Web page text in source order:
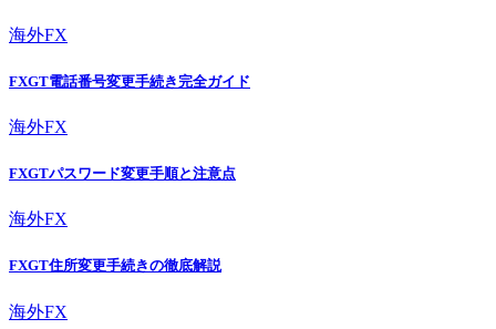
海外FX
FXGT電話番号変更手続き完全ガイド
海外FX
FXGTパスワード変更手順と注意点
海外FX
FXGT住所変更手続きの徹底解説
海外FX